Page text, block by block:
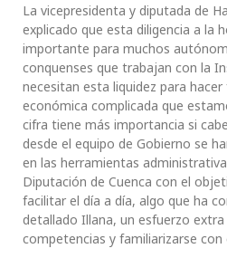
La vicepresidenta y diputada de
explicado que esta diligencia a la
importante para muchos
conquenses que trabajan con la
necesitan esta liquidez para
económica complicada que
cifra tiene más importancia si
desde el equipo de Gobierno se
en las herramientas
Diputación de Cuenca con el
facilitar el día a día, algo que ha
detallado Illana, un esfuerzo extra
competencias y familiarizarse con